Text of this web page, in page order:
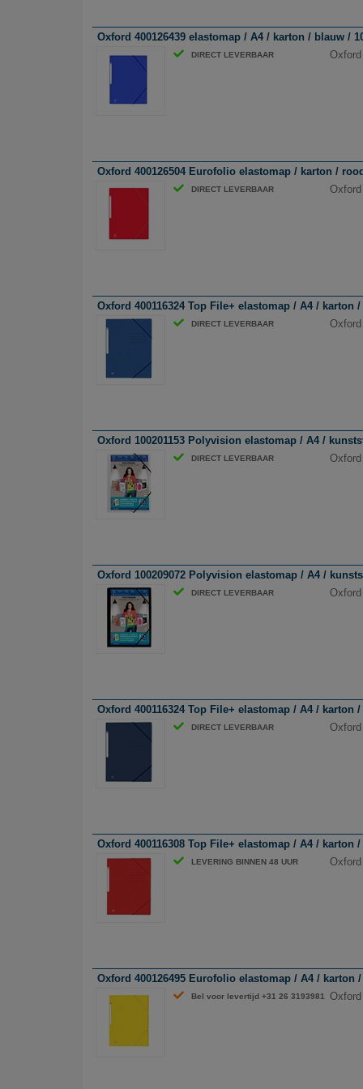
Oxford 400126439 elastomap / A4 / karton / blauw /
DIRECT LEVERBAAR
Oxford 400126504 Eurofolio elastomap / karton /
DIRECT LEVERBAAR
Oxford 400116324 Top File+ elastomap / A4 / karton
DIRECT LEVERBAAR
Oxford 100201153 Polyvision elastomap / A4 /
DIRECT LEVERBAAR
Oxford 100209072 Polyvision elastomap / A4 /
DIRECT LEVERBAAR
Oxford 400116324 Top File+ elastomap / A4 / karton
DIRECT LEVERBAAR
Oxford 400116308 Top File+ elastomap / A4 / karton /
LEVERING BINNEN 48 UUR
Oxford 400126495 Eurofolio elastomap / A4 / karton
Bel voor levertijd +31 26 3193981